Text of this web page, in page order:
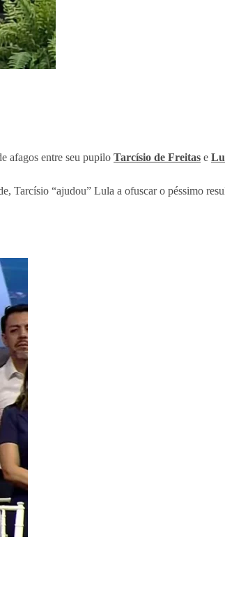
afagos entre seu pupilo Tarcísio de Freitas e
Tarcísio “ajudou” Lula a ofuscar o péssimo